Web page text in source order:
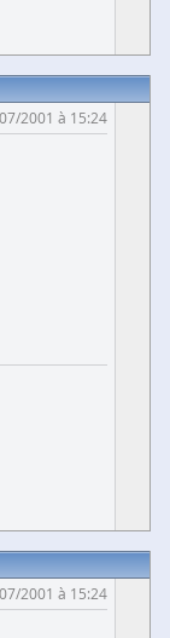
2001 à 15:24
2001 à 15:24